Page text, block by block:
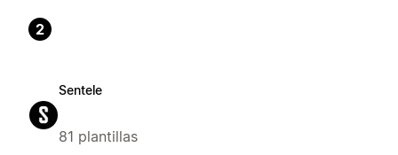
2
Sentele
81 plantillas